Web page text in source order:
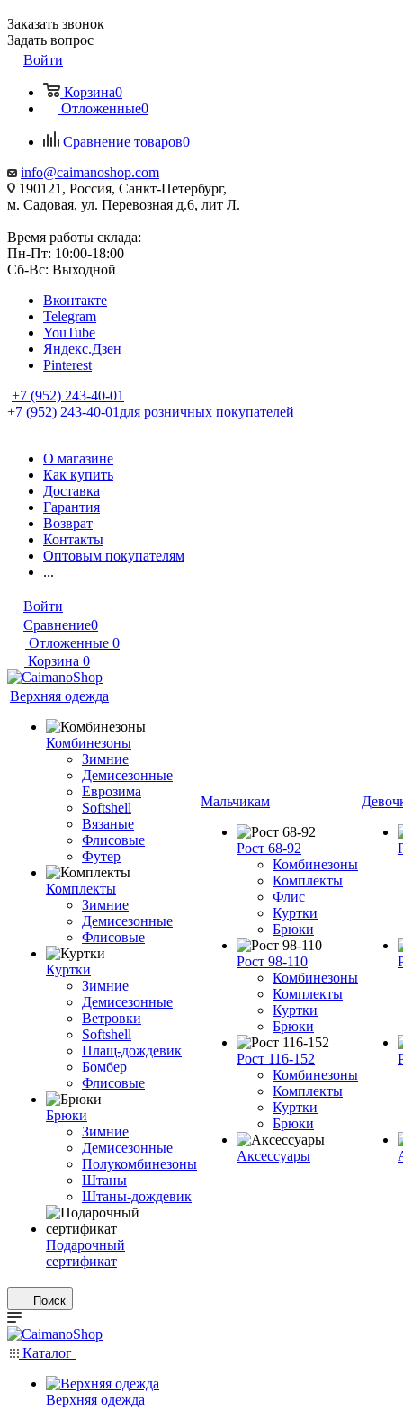
Заказать звонок
Задать вопрос
Войти
Корзина0
Отложенные0
Сравнение товаров0
info@caimanoshop.com
190121, Россия, Санкт-Петербург,
м. Садовая, ул. Перевозная д.6, лит Л.
Время работы склада:
Пн-Пт: 10:00-18:00
Сб-Вс: Выходной
Вконтакте
Telegram
YouTube
Яндекс.Дзен
Pinterest
+7 (952) 243-40-01
+7 (952) 243-40-01 для розничных покупателей
О магазине
Как купить
Доставка
Гарантия
Возврат
Контакты
Оптовым покупателям
...
Войти
Сравнение0
Отложенные 0
Корзина 0
Верхняя одежда
Комбинезоны
Зимние
Демисезонные
Еврозима
Softshell
Вязаные
Флисовые
Футер
Комплекты
Зимние
Демисезонные
Флисовые
Куртки
Зимние
Демисезонные
Ветровки
Softshell
Плащ-дождевик
Бомбер
Флисовые
Брюки
Зимние
Демисезонные
Полукомбинезоны
Штаны
Штаны-дождевик
Подарочный
сертификат
Мальчикам
Рост 68-92
Комбинезоны
Комплекты
Флис
Куртки
Брюки
Рост 98-110
Комбинезоны
Комплекты
Куртки
Брюки
Рост 116-152
Комбинезоны
Комплекты
Куртки
Брюки
Аксессуары
Поиск
Каталог
Верхняя одежда